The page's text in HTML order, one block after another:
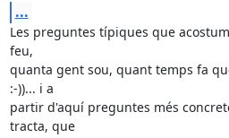
...
Les preguntes típiques que
feu,
quanta gent sou, quant temps fa
:-))... i a
partir d'aquí preguntes més
tracta, que